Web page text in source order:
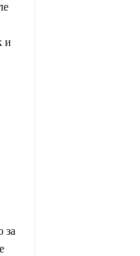
и
за